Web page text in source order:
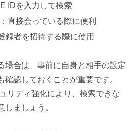
IDを入力して検索
直接会っている際に便利
録者を招待する際に使用
場合は、事前に自身と相手の設定
認しておくことが重要です。
リティ強化により、検索できな
しましょう。